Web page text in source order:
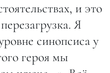
и это
Я
синопсиса у
героя мы